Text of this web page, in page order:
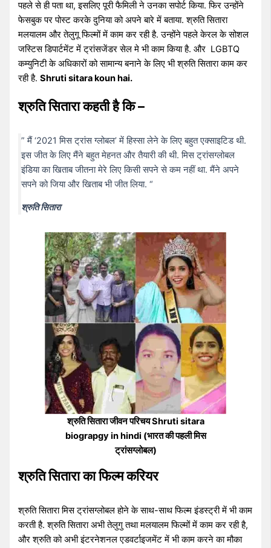
पहले से ही पता था, इसलिए पूरी फैमिली ने उनका सपोर्ट किया. फिर उन्होंने
फेसबुक पर पोस्ट करके दुनिया को अपने बारे में बताया. श्रुति सितारा
मलयालम और तेलुगू फिल्मों में काम कर रही है. उन्होंने पहले केरल के सोशल
जस्टिस डिपार्टमेंट में ट्रांसजेंडर सेल मे भी काम किया है. और LGBTQ
कम्युनिटी के अधिकारों को सामान्य बनाने के लिए भी श्रुति सितारा काम कर
रही है.Shruti sitara koun hai.
श्रुति सितारा कहती है कि –
” मैं ‘2021 मिस ट्रांस ग्लोबल’ में हिस्सा लेने के लिए बहुत एक्साइटिड थी.
इस जीत के लिए मैंने बहुत मेहनत और तैयारी की थी. मिस ट्रांसग्लोबल
इंडिया का खिताब जीतना मेरे लिए किसी सपने से कम नहीं था. मैंने अपने
सपने को जिया और खिताब भी जीत लिया. “
श्रुति सितारा
श्रुति सितारा जीवन परिचय Shruti sitara
biograpgy in hindi (भारत की पहली मिस
ट्रांसग्लोबल)
श्रुति सितारा का फिल्म करियर
श्रुति सितारा मिस ट्रांसग्लोबल होने के साथ-साथ फिल्म इंडस्ट्री में भी काम
करती है. श्रुति सितारा अभी तेलुगु तथा मलयालम फिल्मों में काम कर रही है,
और श्रुति को अभी इंटरनेशनल एडवर्टाइजमेंट में भी काम करने का मौका